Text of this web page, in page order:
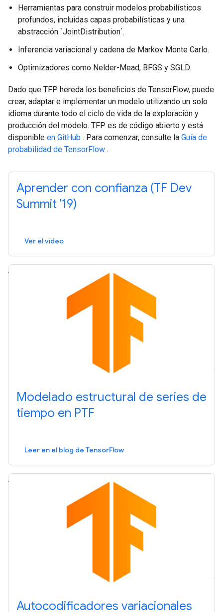
Herramientas para construir modelos probabilísticos
profundos, incluidas capas probabilísticas y una
abstracción `JointDistribution`.
Inferencia variacional y cadena de Markov Monte Carlo.
Optimizadores como Nelder-Mead, BFGS y SGLD.
Dado que TFP hereda los beneficios de TensorFlow, puede
crear, adaptar e implementar un modelo utilizando un solo
idioma durante todo el ciclo de vida de la exploración y
producción del modelo. TFP es de código abierto y está
disponible en GitHub . Para comenzar, consulte la Guía de
probabilidad de TensorFlow .
Aprender con confianza (TF Dev
Summit '19)
Ver el vídeo
Modelado estructural de series de
tiempo en PTF
Leer en el blog de TensorFlow
Autocodificadores variacionales